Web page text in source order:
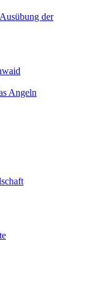
der
Angeln